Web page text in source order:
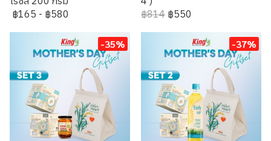
฿165 - ฿580
฿814 ฿550
-35% -37%